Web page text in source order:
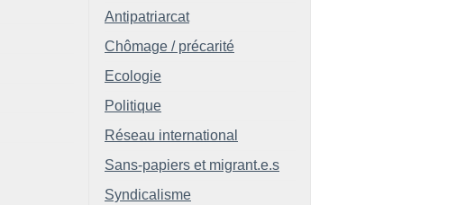
Antipatriarcat
Chômage / précarité
Ecologie
Politique
Réseau international
Sans-papiers et migrant.e.s
Syndicalisme